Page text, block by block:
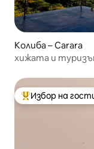
Колиба – Carara
хижата и
Най-популярен
Избор на